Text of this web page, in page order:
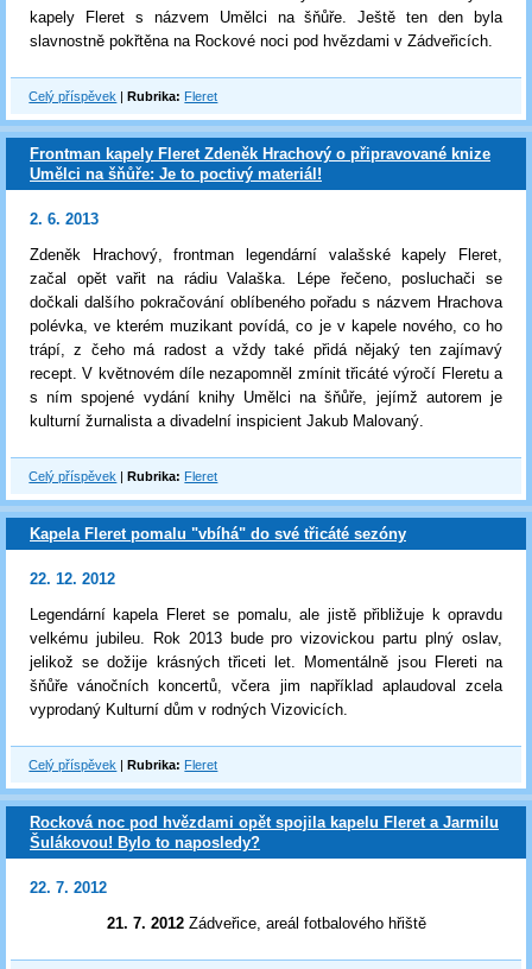
kapely Fleret s názvem Umělci na šňůře. Ještě ten den byla
slavnostně pokřtěna na Rockové noci pod hvězdami v Zádveřicích.
Celý příspěvek |Rubrika: Fleret
Frontman kapely Fleret Zdeněk Hrachový o připravované knize
Umělci na šňůře: Je to poctivý materiál!
2. 6. 2013
Zdeněk Hrachový, frontman legendární valašské kapely Fleret,
začal opět vařit na rádiu Valaška. Lépe řečeno, posluchači se
dočkali dalšího pokračování oblíbeného pořadu s názvem Hrachova
polévka, ve kterém muzikant povídá, co je v kapele nového, co ho
trápí, z čeho má radost a vždy také přidá nějaký ten zajímavý
recept. V květnovém díle nezapomněl zmínit třicáté výročí Fleretu a
s ním spojené vydání knihy Umělci na šňůře, jejímž autorem je
kulturní žurnalista a divadelní inspicient Jakub Malovaný.
Celý příspěvek |Rubrika: Fleret
Kapela Fleret pomalu "vbíhá" do své třicáté sezóny
22. 12. 2012
Legendární kapela Fleret se pomalu, ale jistě přibližuje k opravdu
velkému jubileu. Rok 2013 bude pro vizovickou partu plný oslav,
jelikož se dožije krásných třiceti let. Momentálně jsou Flereti na
šňůře vánočních koncertů, včera jim například aplaudoval zcela
vyprodaný Kulturní dům v rodných Vizovicích.
Celý příspěvek |Rubrika: Fleret
Rocková noc pod hvězdami opět spojila kapelu Fleret a Jarmilu
Šulákovou! Bylo to naposledy?
22. 7. 2012
21. 7. 2012Zádveřice, areál fotbalového hřiště